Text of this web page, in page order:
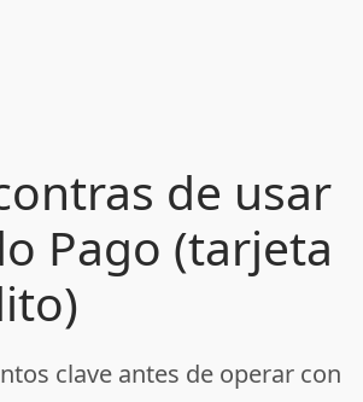
de usar
Pago (tarjeta
clave antes de operar con